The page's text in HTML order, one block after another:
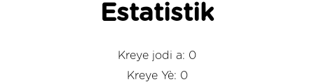
Estatistik
Kreye jodi a: 0
Kreye Yè: 0